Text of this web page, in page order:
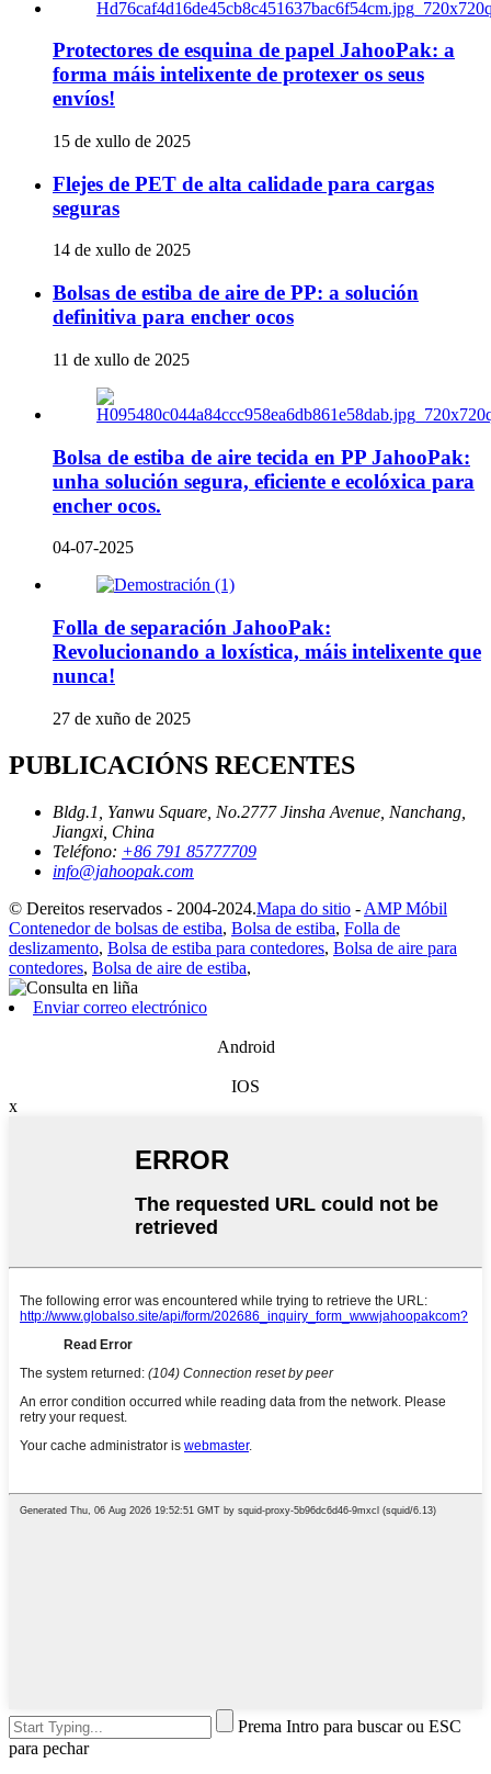
Protectores de esquina de papel JahooPak: a
forma máis intelixente de protexer os seus
envíos!
15 de xullo de 2025
Flejes de PET de alta calidade para cargas
seguras
14 de xullo de 2025
Bolsas de estiba de aire de PP: a solución
definitiva para encher ocos
11 de xullo de 2025
Bolsa de estiba de aire tecida en PP JahooPak:
unha solución segura, eficiente e ecolóxica para
encher ocos.
04-07-2025
Folla de separación JahooPak:
Revolucionando a loxística, máis intelixente que
nunca!
27 de xuño de 2025
PUBLICACIÓNS RECENTES
Bldg.1, Yanwu Square, No.2777 Jinsha Avenue, Nanchang,
Jiangxi, China
Teléfono: +86 791 85777709
info@jahoopak.com
© Dereitos reservados - 2004-2024.Mapa do sitio - AMP Móbil
Contenedor de bolsas de estiba, Bolsa de estiba, Folla de
deslizamento, Bolsa de estiba para contedores, Bolsa de aire para
contedores, Bolsa de aire de estiba,
Enviar correo electrónico
Android
IOS
x
Prema Intro para buscar ou ESC
para pechar